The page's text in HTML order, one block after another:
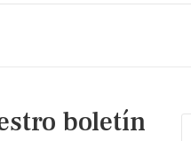
boletín